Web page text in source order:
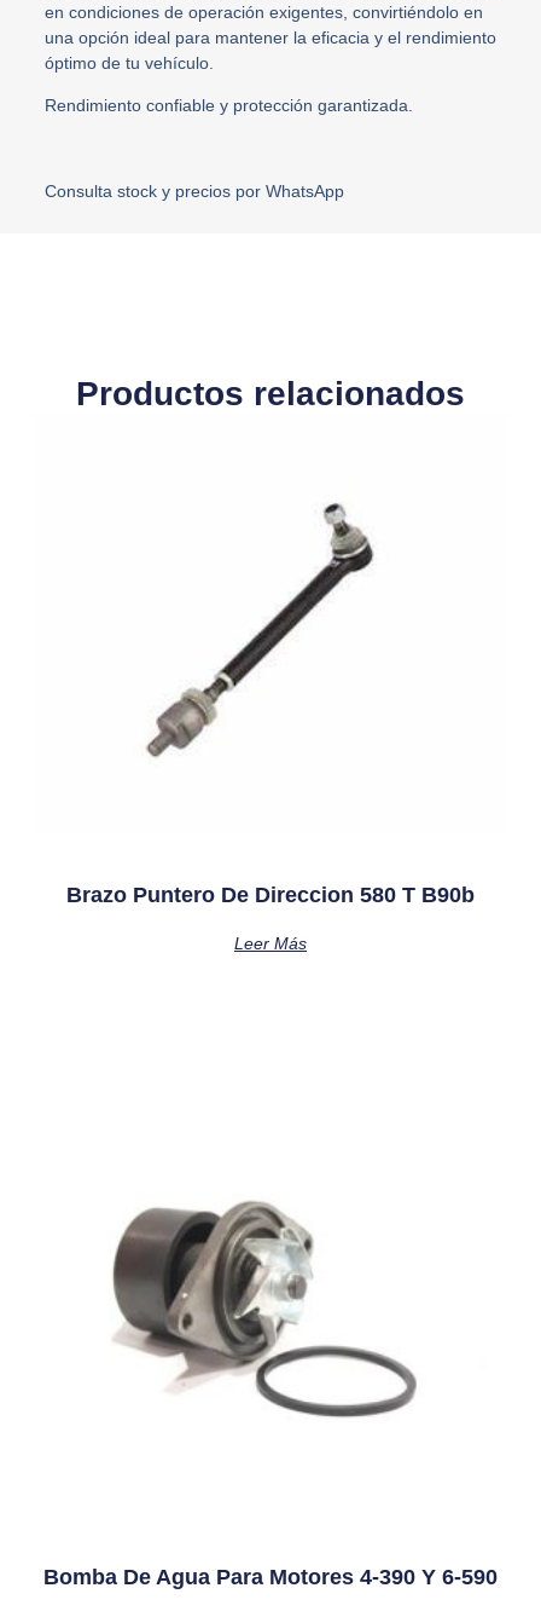
en condiciones de operación exigentes, convirtiéndolo en
una opción ideal para mantener la eficacia y el rendimiento
óptimo de tu vehículo.
Rendimiento confiable y protección garantizada.
Consulta stock y precios por WhatsApp
Productos relacionados
Brazo Puntero De Direccion 580 T B90b
Leer Más
Bomba De Agua Para Motores 4-390 Y 6-590